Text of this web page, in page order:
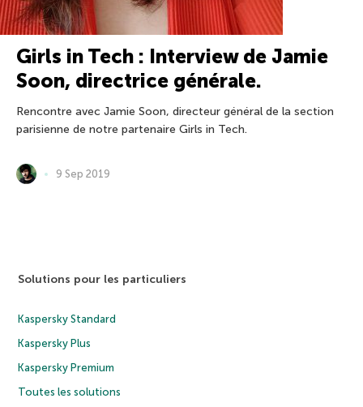
Girls in Tech : Interview de Jamie
Soon, directrice générale.
Rencontre avec Jamie Soon, directeur général de la section
parisienne de notre partenaire Girls in Tech.
9 Sep 2019
Solutions pour les particuliers
Kaspersky Standard
Kaspersky Plus
Kaspersky Premium
Toutes les solutions